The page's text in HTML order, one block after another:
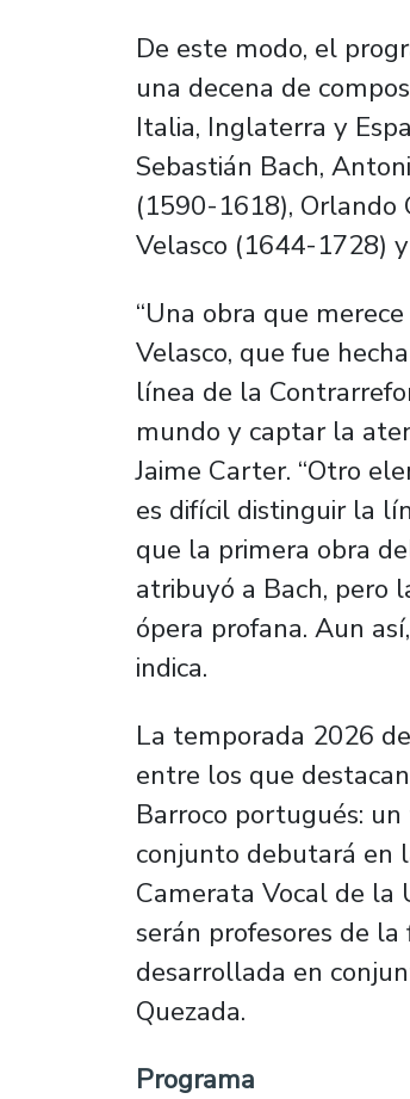
De este modo, el
una decena de
Italia, Inglaterra y
Sebastián Bach,
(1590-1618), Orlando
Velasco (1644-1728)
“Una obra que
Velasco, que fue
línea de la
mundo y captar la
Jaime Carter. “Otro
es difícil distinguir la
que la primera obra
atribuyó a Bach, pero
ópera profana. Aun
indica.
La temporada 2026
entre los que
Barroco portugués:
conjunto debutará en
Camerata Vocal de la
serán profesores de
desarrollada en
Quezada.
Programa